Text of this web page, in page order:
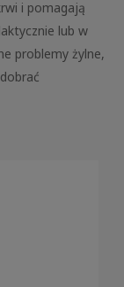
i pomagają
lub w
problemy żylne,